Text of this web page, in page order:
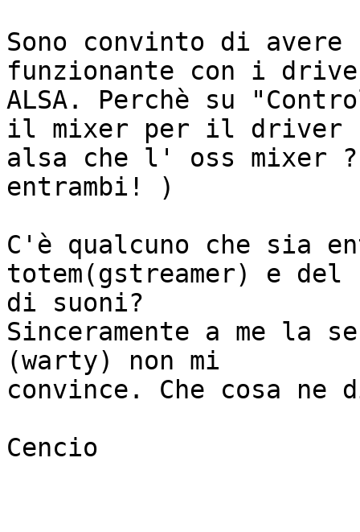
Sono convinto di avere
funzionante con i
ALSA. Perchè su
il mixer per il driver
alsa che l' oss mixer
entrambi! )
C'è qualcuno che sia
totem(gstreamer) e
di suoni?
Sinceramente a me la
(warty) non mi
convince. Che cosa ne
Cencio